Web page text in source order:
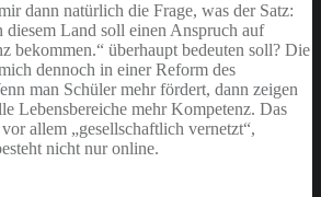
dann natürlich die Frage, was der Satz:
diesem Land soll einen Anspruch auf
bekommen.“ überhaupt bedeuten soll? Die
dennoch in einer Reform des
man Schüler mehr fördert, dann zeigen
Lebensbereiche mehr Kompetenz. Das
allem „gesellschaftlich vernetzt“,
nicht nur online.